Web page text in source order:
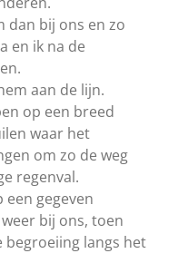
dan bij ons en zo
en ik na de
aan de lijn.
op een breed
waar het
om zo de weg
regenval.
gegeven
bij ons, toen
langs het